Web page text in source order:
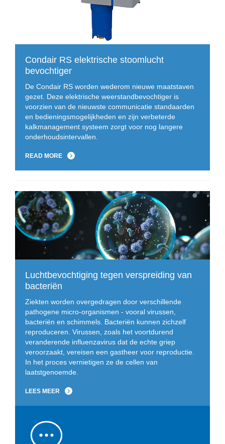
Condair RS elektrische stoomlucht
bevochtiger
De Condair RS worden wederom nieuwe maatstaven
gezet. Deze elektrische weerstandbevochtiger is
voorzien van de nieuwste communicatie standaarden
en bedieningsmogelijkheden en zijn verbeterde
kalkmanagement systeem zorgt voor nog langere
onderhoudsintervallen.
READ MORE
Luchtbevochtiging tegen verspreiding van
bacteriën
Ziekten worden overgedragen door verschillende
pathogene micro-organismen - vooral virussen,
bacteriën en schimmels. Bacteriën kunnen zichzelf
reproduceren. Virussen, zoals het voortdurend
veranderende influenzavirus dat de echte griep
veroorzaakt, vereisen een gastheer voor reproductie.
In het proces vernietigen ze de cellen van
laatstgenoemde.
LEES MEER